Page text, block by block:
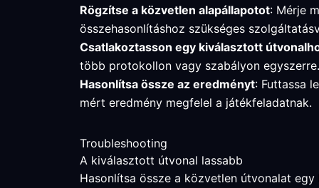
Rögzítse a közvetlen alapállapotot: Mérje
összehasonlításhoz szükséges
Csatlakoztasson egy kiválasztott
több protokollon vagy szabályon egyszerre.
Hasonlítsa össze az eredményt: Futtassa
mért eredmény megfelel a játékfeladatnak.
Troubleshooting
A kiválasztott útvonal lassabb
Hasonlítsa össze a közvetlen útvonalat